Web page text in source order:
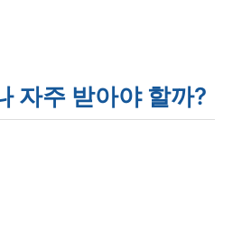
자주 받아야 할까?